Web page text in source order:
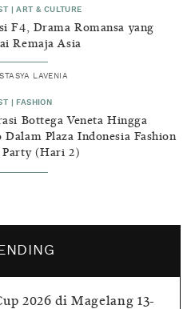
|ART & CULTURE
F4, Drama Romansa yang
Remaja Asia
LAVENIA
FASHION
Bottega Veneta Hingga
Dalam Plaza Indonesia Fashion
Party (Hari 2)
2026 di Magelang 13-